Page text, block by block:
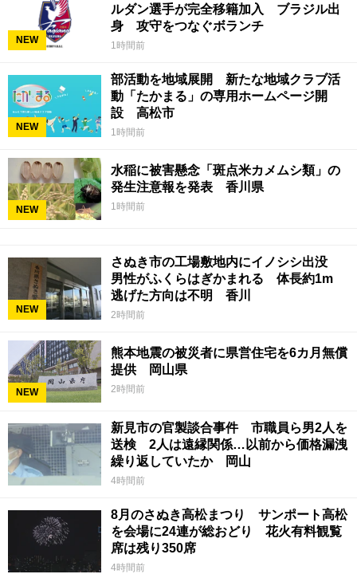
NEW
ルダン選手が完全移籍加入 ブラジル出
身 攻守をつなぐボランチ
1時間前
NEW
部活動を地域展開 新たな地域クラブ活
動「たかまる」の専用ホームページ開
設 高松市
1時間前
NEW
水稲に被害懸念「斑点米カメムシ類」の
発生注意報を発表 香川県
1時間前
NEW
さぬき市の工場敷地内にイノシシ出没
男性がふくらはぎかまれる 体長約1m
逃げた方向は不明 香川
2時間前
NEW
熊本地震の被災者に県営住宅を6カ月無償
提供 岡山県
2時間前
新見市の官製談合事件 市職員ら男2人を
送検 2人は遠縁関係…以前から価格漏洩
繰り返していたか 岡山
4時間前
8月のさぬき高松まつり サンポート高松
を会場に24連が総おどり 花火有料観覧
席は残り350席
4時間前